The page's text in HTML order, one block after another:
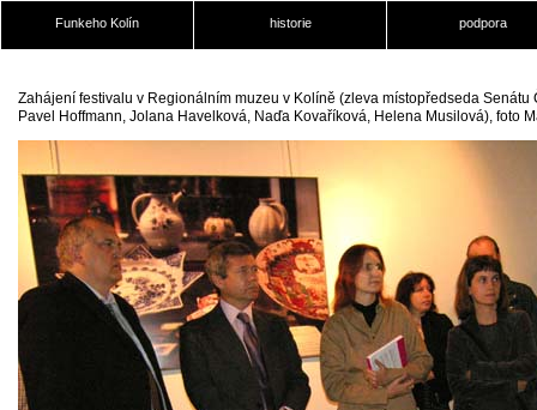
Funkeho Kolín historie podpora
Zahájení festivalu v Regionálním muzeu v Kolíně (zleva místopředseda
Pavel Hoffmann, Jolana Havelková, Naďa Kovaříková, Helena Musilová), foto